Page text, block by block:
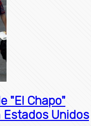
"El Chapo"
Estados Unidos